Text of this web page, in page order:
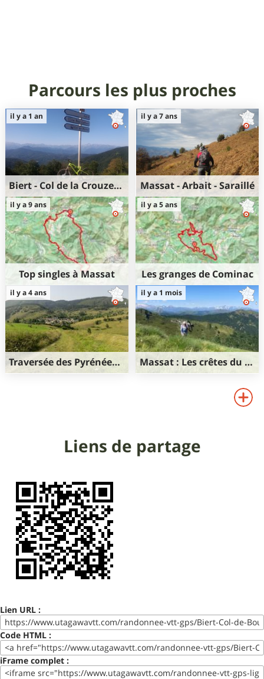
Parcours les plus proches
il y a 1 an
Biert - Col de la Crouzette
22km
1320m
1320m
il y a 7 ans
Massat - Arbait - Saraillé
36km
1400m
1400m
il y a 9 ans
Top singles à Massat
36km
1300m
1300m
il y a 5 ans
Les granges de Cominac
36km
1300m
1300m
il y a 4 ans
Traversée des Pyrénées (ouest-est) à VAE - Étape 10/13 : Cominac - Comus
il y a 1 mois
Massat : Les crêtes du Pic d'Estibat au Cap Carmil
Liens de partage
Lien URL :
Code HTML :
iFrame complet :